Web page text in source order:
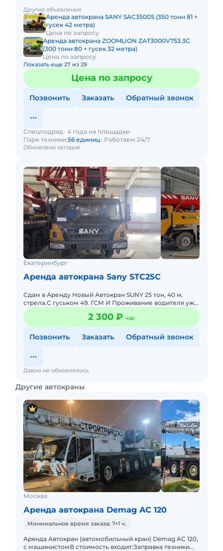
SAC1500S 150 ТОННПред
Другие объявления
Аренда автокрана SANY SAC3500S (350 тонн 81 +
гусек 42 метра)
Цена по запросу
Аренда автокрана ZOOMLION ZAT3000V753.3C
(300 тонн 80 + гусек 32 метра)
Цена по запросу
Показать еще 27 из 29
Цена по запросу
Позвонить Заказать Обратный звонок
Обновлено сегодня
Спецподряд 4 года на площадке
Парк техники:56 единиц Работаем 24/7
Екатеринбург
Аренда автокрана Sany STC25C
Сдам в Аренду Новый Автокран SUNY 25 тон, 40 м.
стрела.С гуськом 49. ГСМ И Проживание водителя уже
включены в стоимость ! С опытным водителем. На
длительный сро
2 300 ₽ час
Позвонить Заказать Обратный звонок
Давно не обновлялось
Другие автокраны
Москва
Аренда автокрана Demag AC 120
Минимальное время заказа: 7+1 ч.
Apeнда Автокран (автомобильный кран) Demag AC 120,
с машинистомВ стоимость входит:Заправка техники